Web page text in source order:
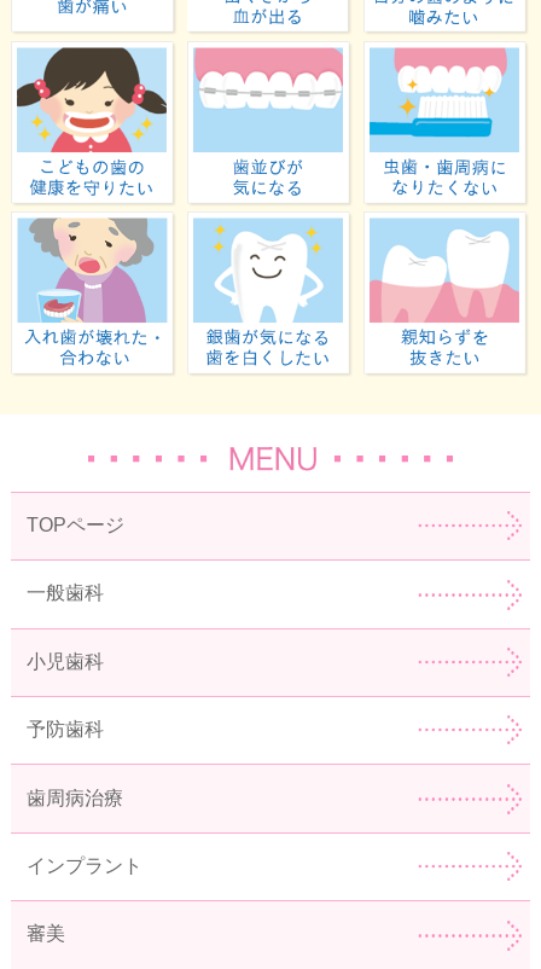
歯が痛い 歯ぐきから血が出る
子どもの歯の健康を守りたい歯並びが気になる
入れ歯が壊れた・合わない虫歯が気になる・歯
TOPページ
一般歯科
小児歯科
予防歯科
歯周病治療
インプラント
審美